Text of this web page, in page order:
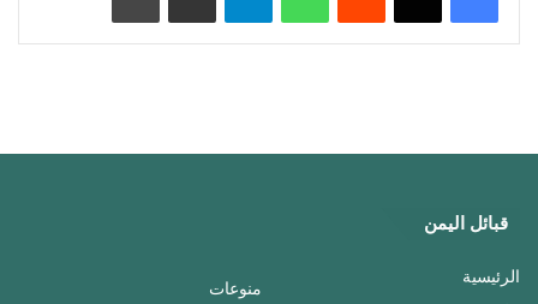
قبائل اليمن
الرئيسية
منوعات